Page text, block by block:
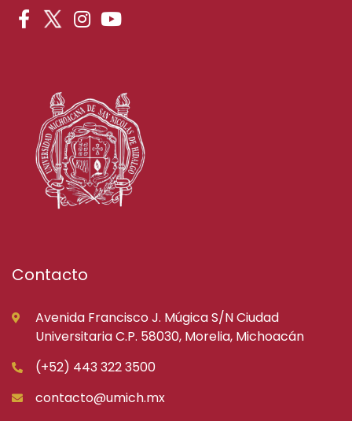
Contacto
Avenida Francisco J. Múgica S/N Ciudad
Universitaria C.P. 58030, Morelia, Michoacán
(+52) 443 322 3500
contacto@umich.mx